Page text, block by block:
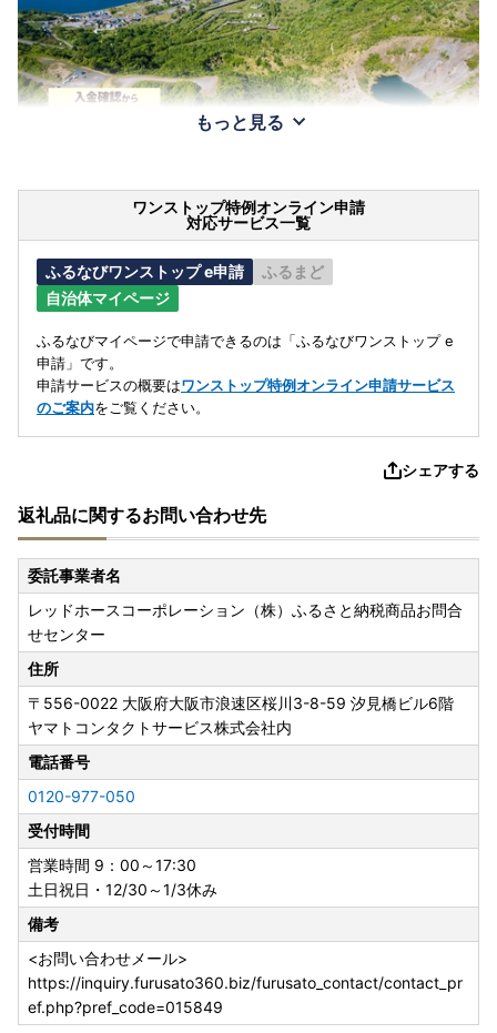
もっと見る
ワンストップ特例オンライン申請
対応サービス一覧
ふるなびワンストップ e申請
ふるまど
自治体マイページ
ふるなびマイページで申請できるのは「ふるなびワンストップ e
申請」です。
申請サービスの概要はワンストップ特例オンライン申請サービス
のご案内をご覧ください。
シェアする
返礼品に関するお問い合わせ先
委託事業者名
レッドホースコーポレーション（株）ふるさと納税商品お問合
せセンター
住所
〒556-0022 大阪府大阪市浪速区桜川3-8-59 汐見橋ビル6階
ヤマトコンタクトサービス株式会社内
電話番号
0120-977-050
受付時間
営業時間 9：00～17:30
土日祝日・12/30～1/3休み
備考
<お問い合わせメール>
https://inquiry.furusato360.biz/furusato_contact/contact_pr
ef.php?pref_code=015849